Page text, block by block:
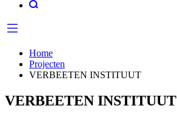
Home
Projecten
VERBEETEN INSTITUUT
VERBEETEN INSTITUUT